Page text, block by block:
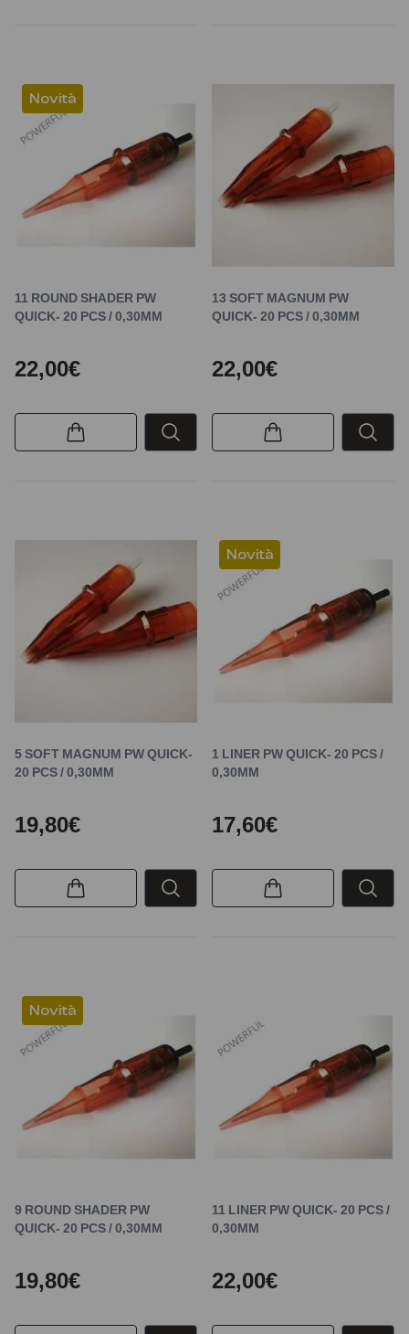
Novità
11 ROUND SHADER PW
QUICK- 20 PCS / 0,30MM
22,00€
13 SOFT MAGNUM PW
QUICK- 20 PCS / 0,30MM
22,00€
5 SOFT MAGNUM PW QUICK-
20 PCS / 0,30MM
19,80€
Novità
1 LINER PW QUICK- 20 PCS /
0,30MM
17,60€
Novità
9 ROUND SHADER PW
QUICK- 20 PCS / 0,30MM
19,80€
11 LINER PW QUICK- 20 PCS /
0,30MM
22,00€